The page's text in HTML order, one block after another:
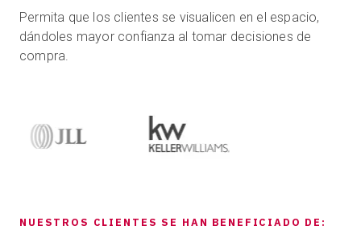
Permita que los clientes se visualicen en el espacio,
dándoles mayor confianza al tomar decisiones de
compra.
NUESTROS CLIENTES SE HAN BENEFICIADO DE: